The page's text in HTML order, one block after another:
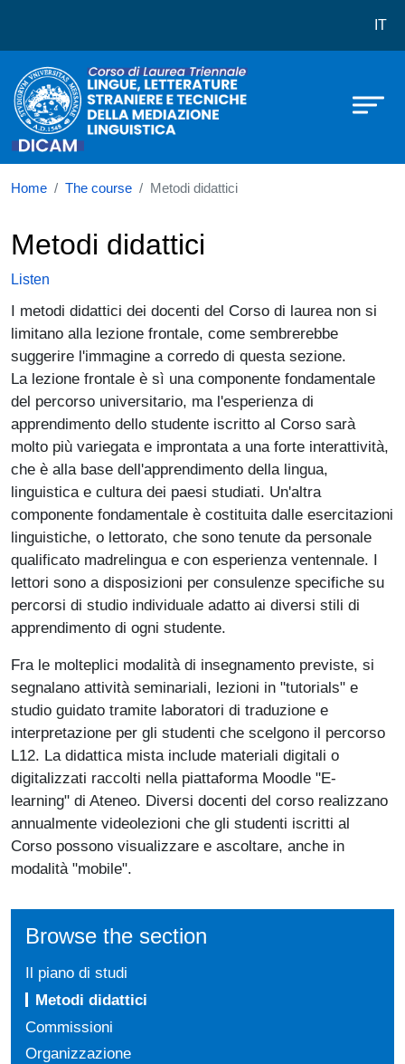
Corso di laurea in Lingue, IT
Home The course Metodi didattici
Metodi didattici
Listen
I metodi didattici dei docenti del Corso di laurea non si
limitano alla lezione frontale, come sembrerebbe
suggerire l'immagine a corredo di questa sezione.
La lezione frontale è sì una componente fondamentale
del percorso universitario, ma l'esperienza di
apprendimento dello studente iscritto al Corso sarà
molto più variegata e improntata a una forte interattività,
che è alla base dell'apprendimento della lingua,
linguistica e cultura dei paesi studiati. Un'altra
componente fondamentale è costituita dalle esercitazioni
linguistiche, o lettorato, che sono tenute da personale
qualificato madrelingua e con esperienza ventennale. I
lettori sono a disposizioni per consulenze specifiche su
percorsi di studio individuale adatto ai diversi stili di
apprendimento di ogni studente.
Fra le molteplici modalità di insegnamento previste, si
segnalano attività seminariali, lezioni in "tutorials" e
studio guidato tramite laboratori di traduzione e
interpretazione per gli studenti che scelgono il percorso
L12. La didattica mista include materiali digitali o
digitalizzati raccolti nella piattaforma Moodle "E-
learning" di Ateneo. Diversi docenti del corso realizzano
annualmente videolezioni che gli studenti iscritti al
Corso possono visualizzare e ascoltare, anche in
modalità "mobile".
Browse the section
Il piano di studi
Metodi didattici
Commissioni
Organizzazione